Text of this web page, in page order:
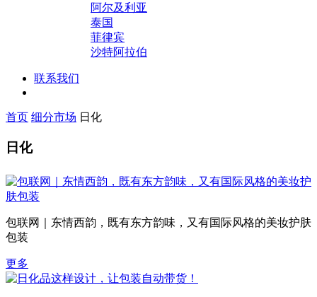
阿尔及利亚
泰国
菲律宾
沙特阿拉伯
联系我们
首页 细分市场 日化
日化
包联网｜东情西韵，既有东方韵味，又有国际风格的美妆护肤
包装
更多